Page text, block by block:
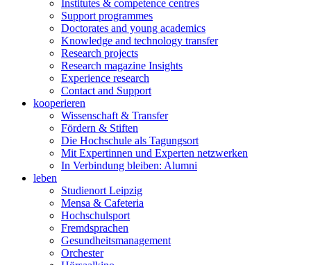
Institutes & competence centres
Support programmes
Doctorates and young academics
Knowledge and technology transfer
Research projects
Research magazine Insights
Experience research
Contact and Support
kooperieren
Wissenschaft & Transfer
Fördern & Stiften
Die Hochschule als Tagungsort
Mit Expertinnen und Experten netzwerken
In Verbindung bleiben: Alumni
leben
Studienort Leipzig
Mensa & Cafeteria
Hochschulsport
Fremdsprachen
Gesundheitsmanagement
Orchester